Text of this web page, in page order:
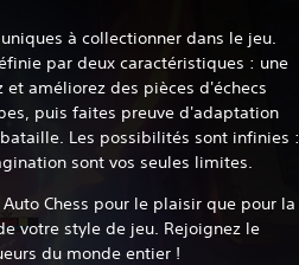
à collectionner dans le jeu.
par deux caractéristiques : une
et améliorez des pièces d'échecs
puis faites preuve d'adaptation
Les possibilités sont infinies :
sont vos seules limites.
Chess pour le plaisir que pour la
votre style de jeu. Rejoignez le
du monde entier !